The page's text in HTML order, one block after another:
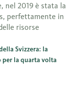
nel 2019 è stata la
perfettamente in
risorse
Svizzera: la
per la quarta volta